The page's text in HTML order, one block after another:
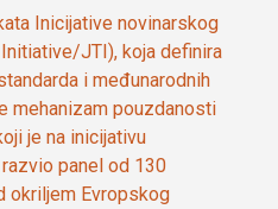
Inicijative novinarskog
JTI), koja definira
i međunarodnih
mehanizam pouzdanosti
je na inicijativu
panel od 130
okriljem Evropskog